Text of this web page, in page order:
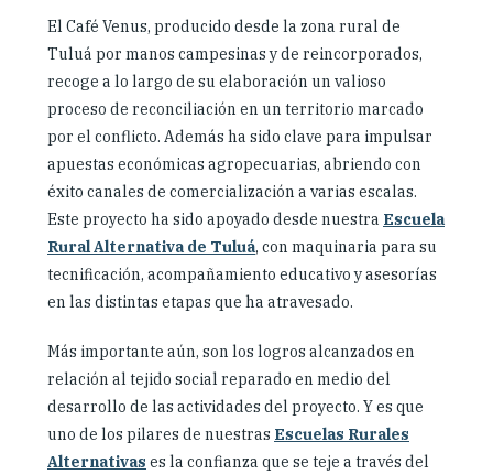
El Café Venus, producido desde la zona rural de
Tuluá por manos campesinas y de reincorporados,
recoge a lo largo de su elaboración un valioso
proceso de reconciliación en un territorio marcado
por el conflicto. Además ha sido clave para impulsar
apuestas económicas agropecuarias, abriendo con
éxito canales de comercialización a varias escalas.
Este proyecto ha sido apoyado desde nuestra Escuela
Rural Alternativa de Tuluá, con maquinaria para su
tecnificación, acompañamiento educativo y asesorías
en las distintas etapas que ha atravesado.
Más importante aún, son los logros alcanzados en
relación al tejido social reparado en medio del
desarrollo de las actividades del proyecto. Y es que
uno de los pilares de nuestras Escuelas Rurales
Alternativas es la confianza que se teje a través del